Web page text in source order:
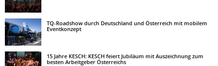
TQ-Roadshow durch Deutschland und Österreich mit mobilem
Eventkonzept
15 Jahre KESCH: KESCH feiert Jubiläum mit Auszeichnung zum
besten Arbeitgeber Österreichs